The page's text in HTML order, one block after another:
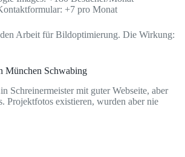
+7 pro Monat
Arbeit für Bildoptimierung. Die Wirkung:
München Schwabing
Schreinermeister mit guter Webseite, aber
Projektfotos existieren, wurden aber nie